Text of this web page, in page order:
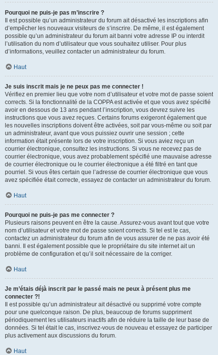
Pourquoi ne puis-je pas m’inscrire ?
Il est possible qu’un administrateur du forum ait désactivé les inscriptions afin
d’empêcher les nouveaux visiteurs de s’inscrire. De même, il est également
possible qu’un administrateur du forum ait banni votre adresse IP ou interdit
l’utilisation du nom d’utilisateur que vous souhaitez utiliser. Pour plus
d’informations, veuillez contacter un administrateur du forum.
Haut
Je suis inscrit mais je ne peux pas me connecter !
Vérifiez en premier lieu que votre nom d’utilisateur et votre mot de passe soient
corrects. Si la fonctionnalité de la COPPA est activée et que vous avez spécifié
avoir en dessous de 13 ans pendant l’inscription, vous devrez suivre les
instructions que vous avez reçues. Certains forums exigeront également que
les nouvelles inscriptions doivent être activées, soit par vous-même ou soit par
un administrateur, avant que vous puissiez ouvrir une session ; cette
information était présente lors de votre inscription. Si vous aviez reçu un
courrier électronique, consultez les instructions. Si vous ne recevez pas de
courrier électronique, vous avez probablement spécifié une mauvaise adresse
de courrier électronique ou le courrier électronique a été filtré en tant que
pourriel. Si vous êtes certain que l’adresse de courrier électronique que vous
avez spécifiée était correcte, essayez de contacter un administrateur du forum.
Haut
Pourquoi ne puis-je pas me connecter ?
Plusieurs raisons peuvent en être la cause. Assurez-vous avant tout que votre
nom d’utilisateur et votre mot de passe soient corrects. Si tel est le cas,
contactez un administrateur du forum afin de vous assurer de ne pas avoir été
banni. Il est également possible que le propriétaire du site internet ait un
problème de configuration et qu’il soit nécessaire de la corriger.
Haut
Je m’étais déjà inscrit par le passé mais ne peux à présent plus me
connecter ?!
Il est possible qu’un administrateur ait désactivé ou supprimé votre compte
pour une quelconque raison. De plus, beaucoup de forums suppriment
périodiquement les utilisateurs inactifs afin de réduire la taille de leur base de
données. Si tel était le cas, inscrivez-vous de nouveau et essayez de participer
plus activement aux discussions du forum.
Haut